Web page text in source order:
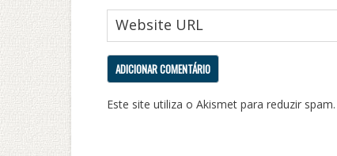
Este site utiliza o Akismet para reduzir spam.